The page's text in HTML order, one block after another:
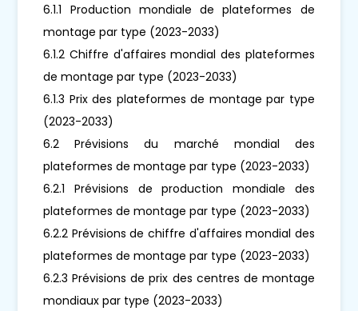
6.1.1 Production mondiale de plateformes de
montage par type (2023-2033)
6.1.2 Chiffre d'affaires mondial des plateformes
de montage par type (2023-2033)
6.1.3 Prix des plateformes de montage par type
(2023-2033)
6.2 Prévisions du marché mondial des
plateformes de montage par type (2023-2033)
6.2.1 Prévisions de production mondiale des
plateformes de montage par type (2023-2033)
6.2.2 Prévisions de chiffre d'affaires mondial des
plateformes de montage par type (2023-2033)
6.2.3 Prévisions de prix des centres de montage
mondiaux par type (2023-2033)